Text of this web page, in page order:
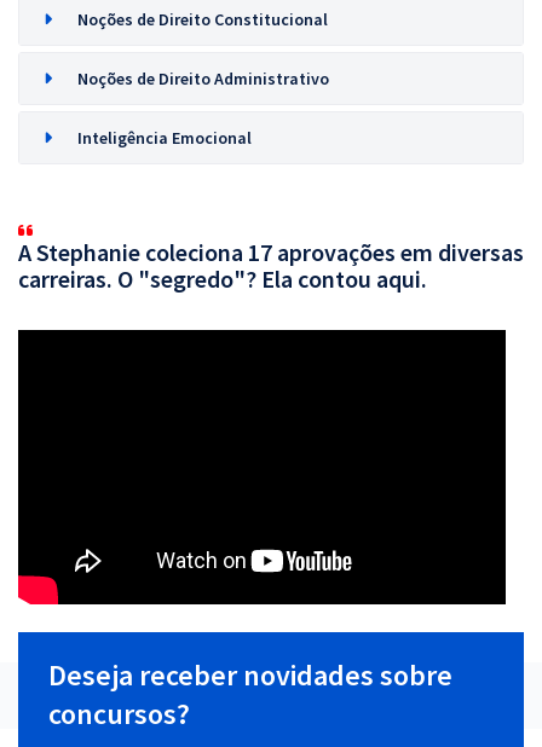
Noções de Direito Constitucional
Noções de Direito Administrativo
Inteligência Emocional
A Stephanie coleciona 17 aprovações em diversas
carreiras. O "segredo"? Ela contou aqui.
Deseja receber novidades sobre
concursos?